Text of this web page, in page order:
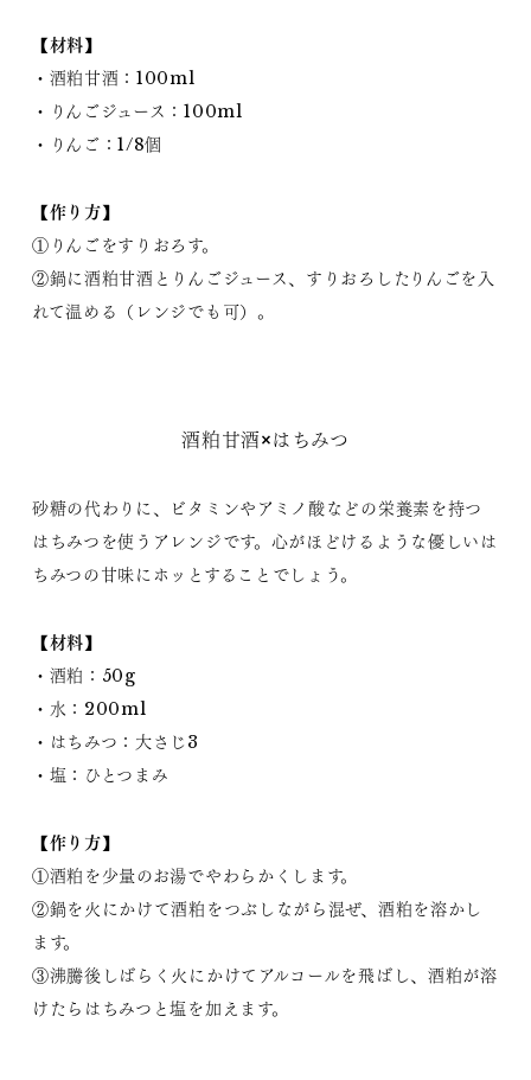
【材料】
・酒粕甘酒：100ml
・りんごジュース：100ml
・りんご：1/8個
【作り方】
①りんごをすりおろす。
②鍋に酒粕甘酒とりんごジュース、すりおろしたりんごを入
れて温める（レンジでも可）。
酒粕甘酒×はちみつ
砂糖の代わりに、ビタミンやアミノ酸などの栄養素を持つ
はちみつを使うアレンジです。心がほどけるような優しいは
ちみつの甘味にホッとすることでしょう。
【材料】
・酒粕：50g
・水：200ml
・はちみつ：大さじ3
・塩：ひとつまみ
【作り方】
①酒粕を少量のお湯でやわらかくします。
②鍋を火にかけて酒粕をつぶしながら混ぜ、酒粕を溶かし
ます。
③沸騰後しばらく火にかけてアルコールを飛ばし、酒粕が溶
けたらはちみつと塩を加えます。